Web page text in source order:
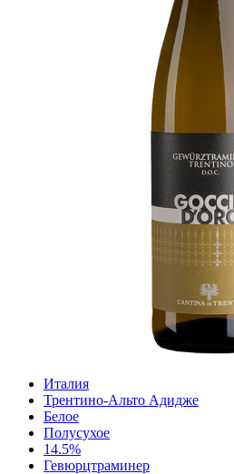
Италия
Трентино-Альто Адидже
Белое
Полусухое
14.5%
Гевюрцтраминер